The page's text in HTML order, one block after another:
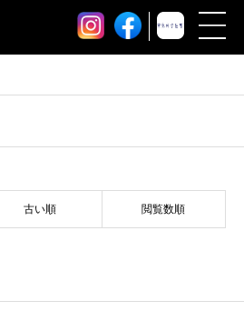
古い順 閲覧数順